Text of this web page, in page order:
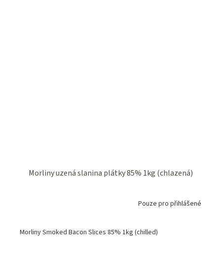
Morliny uzená slanina plátky 85% 1kg (chlazená)
Pouze pro přihlášené
Morliny Smoked Bacon Slices 85% 1kg (chilled)